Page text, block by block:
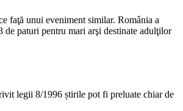
faţă unui eveniment similar. România a
paturi pentru mari arşi destinate adulţilor
legii 8/1996 știrile pot fi preluate chiar de